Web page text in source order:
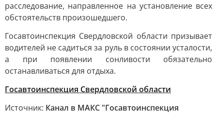
расследование, направленное на установление всех
обстоятельств произошедшего.
Госавтоинспекция Свердловской области призывает
водителей не садиться за руль в состоянии усталости,
а при появлении сонливости обязательно
останавливаться для отдыха.
Госавтоинспекция Свердловской области
Источник: Канал в МАКС "Госавтоинспекция